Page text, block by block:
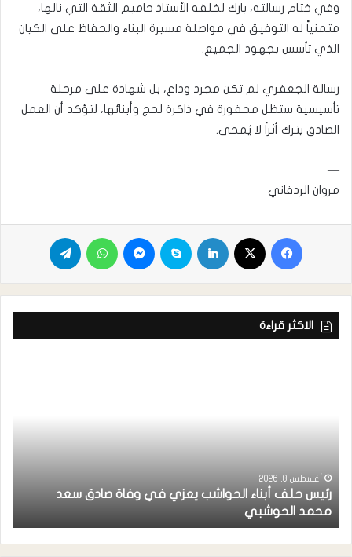
وفي ختام رسالته، بارك لخلفه الأستاذ حاميم الثقة التي نالها،
متمنياً له التوفيق في مواصلة مسيرة البناء والحفاظ على الكيان
الذي تأسس بجهود الجميع.
رسالة الجعفري لم تكن مجرد وداع، بل شهادة على مرحلة
تأسيسية ستظل محفورة في ذاكرة لحج وأبنائها، لتؤكد أن العمل
الصادق يترك أثراً لا يُمحى.
—
مروان الردفاني
الاكثر قراءة
أغسطس 8, 2026
رئيس حلف أبناء الحواشب يعزي في وفاة صادق سعد
محمد الحوشبي